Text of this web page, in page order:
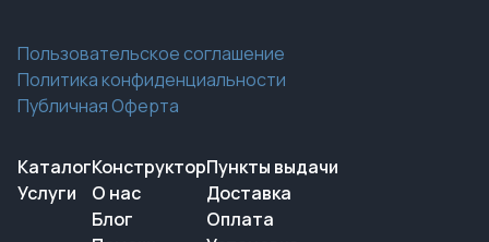
Пользовательское соглашение
Политика конфиденциальности
Публичная Оферта
Каталог
Услуги
Конструктор
О нас
Блог
Пункты выдачи
Доставка
Оплата